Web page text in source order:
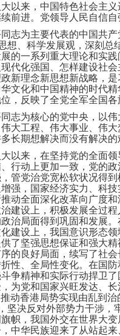
以来，中国特色社会主
前进。党领导人民自信
志为主要代表的中国共
想、科学发展观，深刻
的一系列重大理论和实
代化强国、怎样建设社
新理念新思想新战略，
文化和中国精神的时代
，反映了全党全军全国
志为核心的党中央，以
大工程、伟大事业、伟
长期想解决而没有解决
以来，在坚持党的全面
行动上更加一致，党的
管党治党宽松软状况得
强，国家经济实力、科
动全面深化改革向广度
建设上，积极发展全过
治局面得到巩固和发展
建设上，我国意识形态
了坚强思想保证和强大
的良好局面，续写了社
性、全局性变化。在国
争精神和实际行动捍卫
为党和国家兴旺发达、
推动香港局势实现由乱到
坚决反对外部势力干涉
帜，我国外交在世界大
中华民族迎来了从站起来